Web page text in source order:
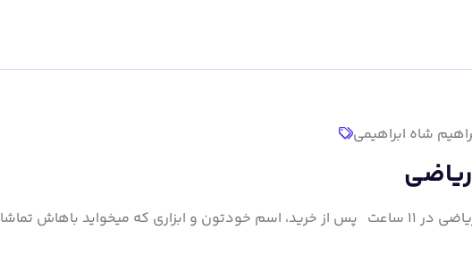
شاه ابراهیمی
لینک تهیه پک آمار و احتمال یازدهم ریاضی در 11 ساعت پس از خرید، اسم خودتون و ابزاری که میخواید باهاش تماشا